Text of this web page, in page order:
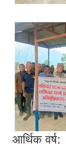
आर्थिक वर्ष: